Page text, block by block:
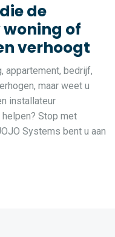
de
of
verhoogt
appartement, bedrijf,
maar weet u
installateur
Stop met
Systems bent u aan